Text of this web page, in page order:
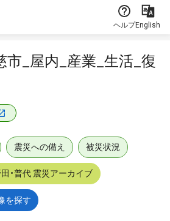
ヘルプEnglish
市_屋内_産業_生活_復
震災への備え 被災状況
田・普代 震災アーカイブ
を探す